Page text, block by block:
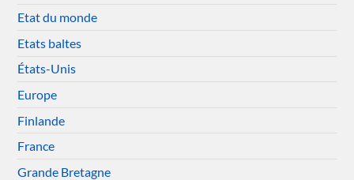
Etat du monde
Etats baltes
États-Unis
Europe
Finlande
France
Grande Bretagne